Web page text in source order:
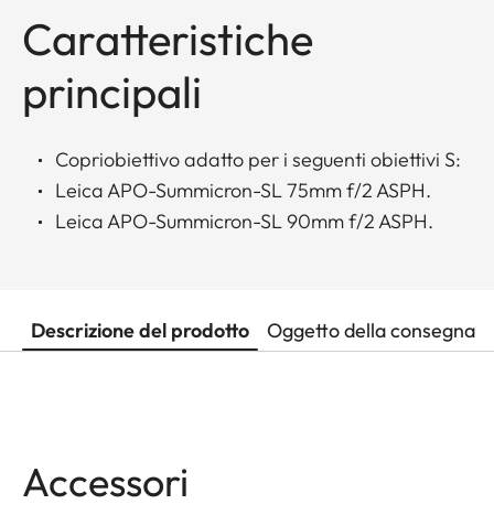
Caratteristiche
principali
Copriobiettivo adatto per i seguenti obiettivi S:
Leica APO-Summicron-SL 75mm f/2 ASPH.
Leica APO-Summicron-SL 90mm f/2 ASPH.
Descrizione del prodotto Oggetto della consegna
Accessori